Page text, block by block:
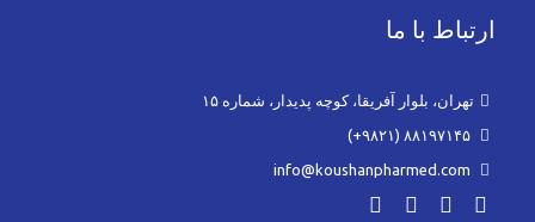
ارتباط با ما
تهران، بلوار آفریقا، کوچه پدیدار، شماره ۱۵
۸۸۱۹۷۱۴۵ (۹۸۲۱+)
info@koushanpharmed.com